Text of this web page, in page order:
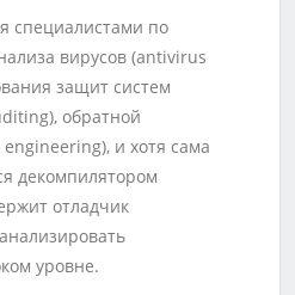
специалистами по
вирусов (antivirus
защит систем
обратной
и хотя сама
декомпилятором
отладчик
уровне.